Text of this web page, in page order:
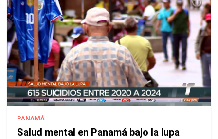
PANAMÁ
Salud mental en Panamá bajo la lupa